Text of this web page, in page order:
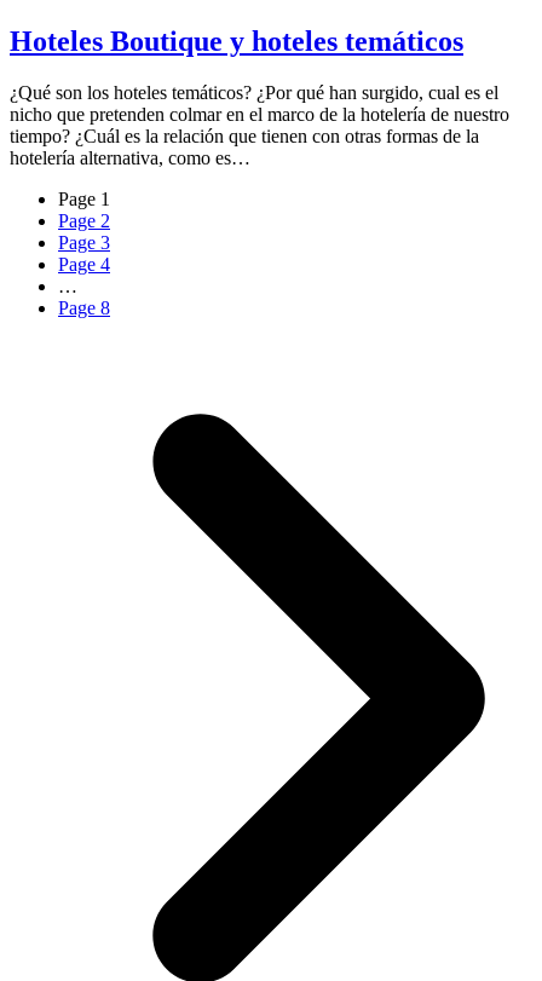
Hoteles Boutique y hoteles temáticos
¿Qué son los hoteles temáticos? ¿Por qué han surgido, cual es el
nicho que pretenden colmar en el marco de la hotelería de nuestro
tiempo? ¿Cuál es la relación que tienen con otras formas de la
hotelería alternativa, como es…
Page 1
Page 2
Page 3
Page 4
…
Page 8